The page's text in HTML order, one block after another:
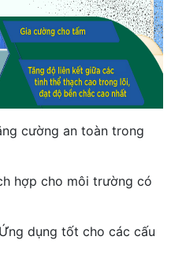
cường an toàn trong
hợp cho môi trường có
Ứng dụng tốt cho các cấu